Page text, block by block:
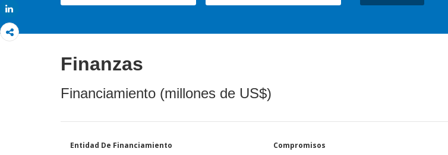
Finanzas
Financiamiento (millones de US$)
Entidad De Financiamiento Compromisos